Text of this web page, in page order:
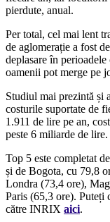
pierdute, anual.
Per total, cel mai lent
de aglomerație a fost
deplasare în
oamenii pot merge pe
Studiul mai prezintă și
costurile suportate de
1.911 de lire pe an,
peste 6 miliarde de lire.
Top 5 este completat
și de Bogota, cu 79,8
Londra (73,4 ore),
Paris (65,3 ore). Puteți
către INRIX aici.